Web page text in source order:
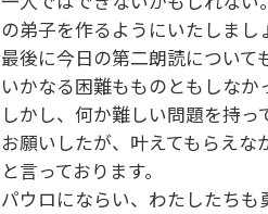
の弟子を作るようにいたしまし
最後に今日の第二朗読につい
いかなる困難もものともしなか
しかし、何か難しい問題を持
お願いしたが、叶えてもらえ
と言っております。
パウロにならい、わたしたちも